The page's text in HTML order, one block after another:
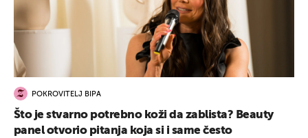
POKROVITELJ BIPA
Što je stvarno potrebno koži da zablista? Beauty
panel otvorio pitanja koja si i same često